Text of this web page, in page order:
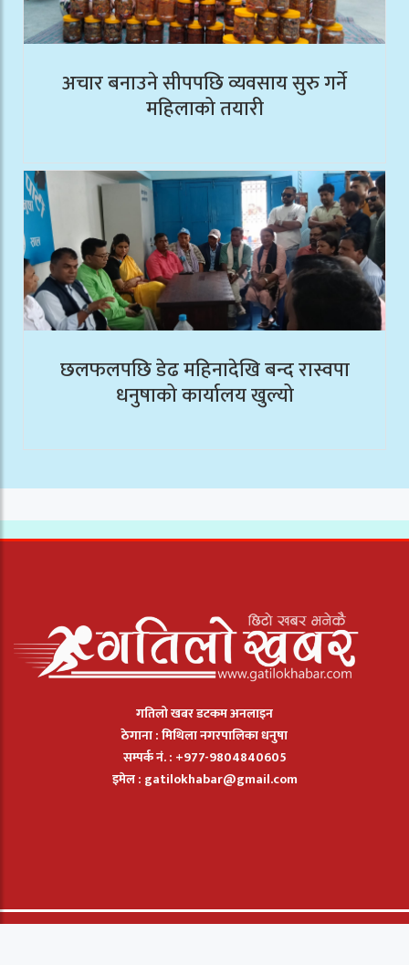
अचार बनाउने सीपपछि व्यवसाय सुरु गर्ने
महिलाको तयारी
छलफलपछि डेढ महिनादेखि बन्द रास्वपा
धनुषाको कार्यालय खुल्यो
गतिलो खबर डटकम अनलाइन
ठेगाना : मिथिला नगरपालिका धनुषा
सम्पर्क नं. : +977-9804840605
इमेल : gatilokhabar@gmail.com